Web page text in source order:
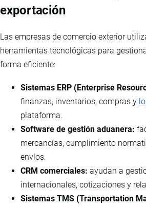
exportación
Las empresas de comercio exterior
herramientas tecnológicas para
forma eficiente:
Sistemas ERP (Enterprise
finanzas, inventarios, compras y
plataforma.
Software de gestión aduanera:
mercancías, cumplimiento
envíos.
CRM comerciales: ayudan a
internacionales, cotizaciones y
Sistemas TMS (Transportation